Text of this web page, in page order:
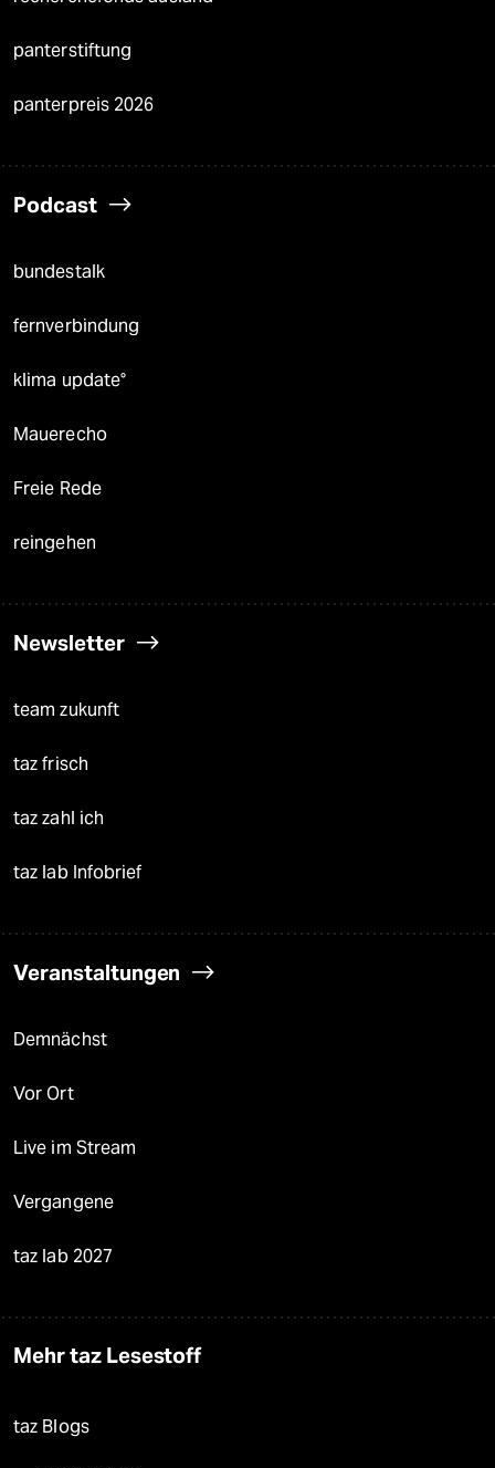
panterstiftung
panterpreis 2026
Podcast
bundestalk
fernverbindung
klima update°
Mauerecho
Freie Rede
reingehen
Newsletter
team zukunft
taz frisch
taz zahl ich
taz lab Infobrief
Veranstaltungen
Demnächst
Vor Ort
Live im Stream
Vergangene
taz lab 2027
Mehr taz Lesestoff
taz Blogs